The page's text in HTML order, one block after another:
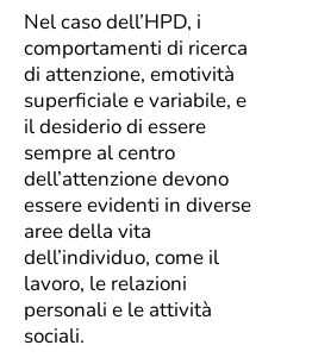
Nel caso dell’HPD, i
comportamenti di ricerca
di attenzione, emotività
superficiale e variabile, e
il desiderio di essere
sempre al centro
dell’attenzione devono
essere evidenti in diverse
aree della vita
dell’individuo, come il
lavoro, le relazioni
personali e le attività
sociali.